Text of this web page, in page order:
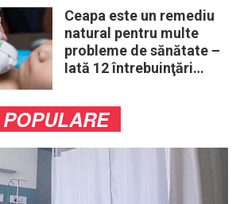
Ceapa este un remediu
natural pentru multe
probleme de sănătate –
Iată 12 întrebuinţări